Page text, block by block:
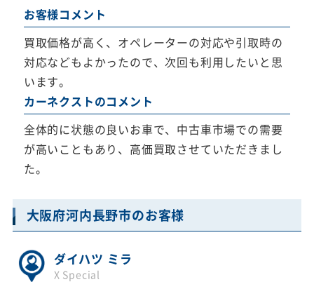
お客様コメント
買取価格が高く、オペレーターの対応や引取時の
対応などもよかったので、次回も利用したいと思
います。
カーネクストのコメント
全体的に状態の良いお車で、中古車市場での需要
が高いこともあり、高価買取させていただきまし
た。
大阪府河内長野市のお客様
ダイハツ ミラ
X Special